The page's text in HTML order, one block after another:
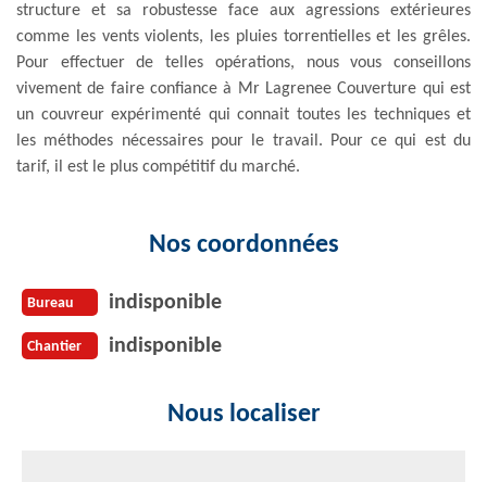
structure et sa robustesse face aux agressions extérieures
comme les vents violents, les pluies torrentielles et les grêles.
Pour effectuer de telles opérations, nous vous conseillons
vivement de faire confiance à Mr Lagrenee Couverture qui est
un couvreur expérimenté qui connait toutes les techniques et
les méthodes nécessaires pour le travail. Pour ce qui est du
tarif, il est le plus compétitif du marché.
Nos coordonnées
Bureau indisponible
Chantier indisponible
Nous localiser